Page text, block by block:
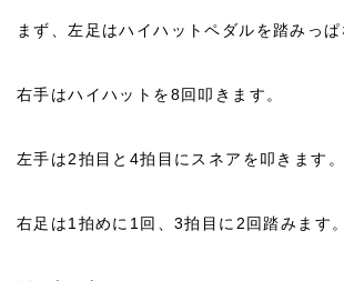
まず、左足はハイハットペダルを踏みっぱ
右手はハイハットを8回叩きます。
左手は2拍目と4拍目にスネアを叩きます。
右足は1拍めに1回、3拍目に2回踏みます。